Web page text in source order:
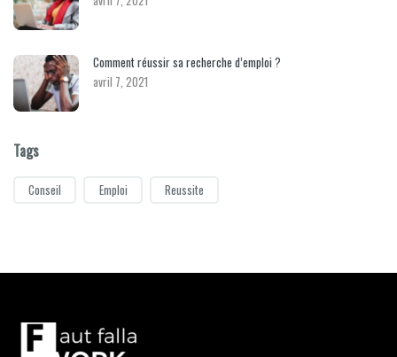
Comment réussir sa recherche d’emploi ?
avril 7, 2021
Tags
Conseil Emploi Reussite